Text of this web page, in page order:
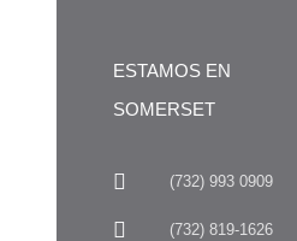
ESTAMOS EN
SOMERSET
(732) 993 0909
(732) 819-1626